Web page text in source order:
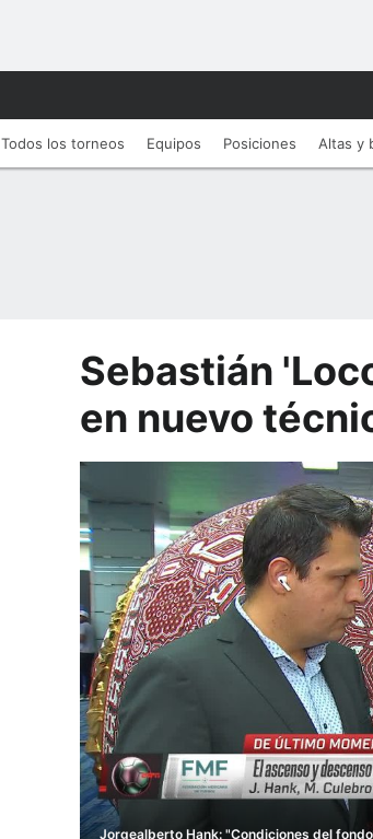
Todos los torneos Equipos Posiciones Altas y
Sebastián
en nuevo
Jorgealberto Hank: "Condiciones del